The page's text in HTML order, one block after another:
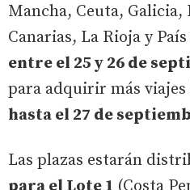
Mancha, Ceuta, Galicia,
Canarias, La Rioja y
entre el 25 y 26 de
para adquirir más
hasta el 27 de
Las plazas estarán